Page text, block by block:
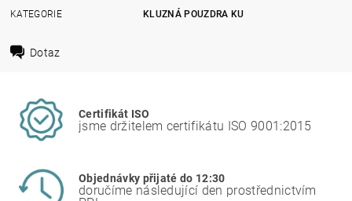
KATEGORIE
KLUZNÁ POUZDRA KU
Dotaz
Certifikát ISO
jsme držitelem certifikátu ISO 9001:2015
Objednávky přijaté do 12:30
doručíme následující den prostřednictvím